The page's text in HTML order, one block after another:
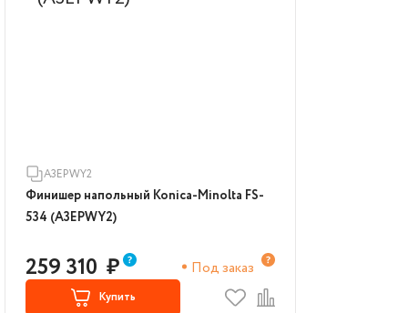
A3EPWY2
Финишер напольный Konica-Minolta FS-
534 (A3EPWY2)
259 310 ₽ Под заказ
Купить